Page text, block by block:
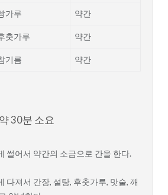
가루 약간
춧가루 약간
기름 약간
30분 소요
썰어서 약간의 소금으로 간을 한다.
다져서 간장, 설탕, 후춧가루, 맛술, 깨